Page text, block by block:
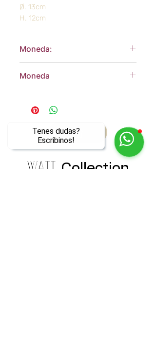
Tenes dudas?
Escribinos!
Ø. 13cm
H. 12cm
Moneda:
Moneda
WATT Collection